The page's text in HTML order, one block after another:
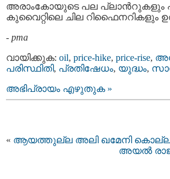
അരാംകോയുടെ പല പ്ലാന്‍റുകളും
കുവൈറ്റിലെ ചില റിഫൈനറികളും
- pma
വായിക്കുക: oil, price-hike, price-rise,
പരിസ്ഥിതി, പ്രതിഷേധം, യുദ്ധം,
അഭിപ്രായം എഴുതുക »
« ആയത്തുല്ല അലി ഖമേനി
അയൽ